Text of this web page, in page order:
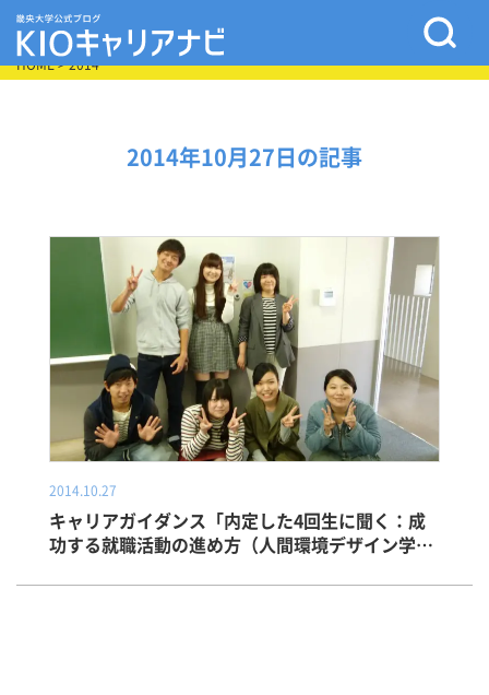
HOME> 2014
2014年10月27日の記事
2014.10.27
キャリアガイダンス「内定した4回生に聞く：成
功する就職活動の進め方（人間環境デザイン学